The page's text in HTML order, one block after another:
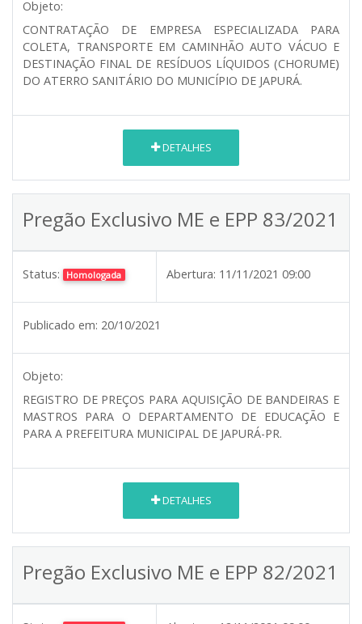
Objeto:
CONTRATAÇÃO DE EMPRESA ESPECIALIZADA PARA
COLETA, TRANSPORTE EM CAMINHÃO AUTO VÁCUO E
DESTINAÇÃO FINAL DE RESÍDUOS LÍQUIDOS (CHORUME)
DO ATERRO SANITÁRIO DO MUNICÍPIO DE JAPURÁ.
DETALHES
Pregão Exclusivo ME e EPP 83/2021
Status: Homologada Abertura: 11/11/2021 09:00
Publicado em: 20/10/2021
Objeto:
REGISTRO DE PREÇOS PARA AQUISIÇÃO DE BANDEIRAS E
MASTROS PARA O DEPARTAMENTO DE EDUCAÇÃO E
PARA A PREFEITURA MUNICIPAL DE JAPURÁ-PR.
DETALHES
Pregão Exclusivo ME e EPP 82/2021